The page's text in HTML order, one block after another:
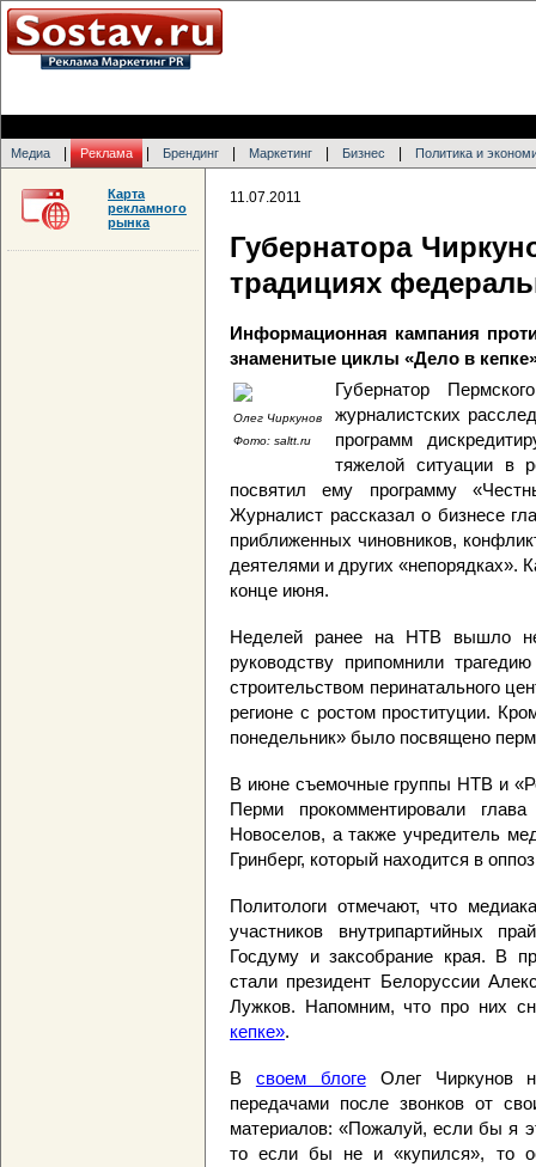
Медиа Реклама Брендинг Маркетинг Бизнес Политика и
11.07.2011
Губернатора
традициях
Информационная кампания
знаменитые циклы «Дело в
Олег Чиркунов
Фото: saltt.ru
Губернатор
журналистских
программ
тяжелой ситуации в
посвятил ему программу
Журналист рассказал о бизнесе
приближенных чиновников,
деятелями и других «непорядках».
конце июня.
Неделей ранее на НТВ вышло
руководству припомнили
строительством перинатального
регионе с ростом проституции.
понедельник» было посвящено
В июне съемочные группы НТВ и
Перми прокомментировали
Новоселов, а также учредитель
Гринберг, который находится в
Политологи отмечают, что
участников внутрипартийных
Госдуму и заксобрание края. В
стали президент Белоруссии
Лужков. Напомним, что про них
кепке».
В своем блогеОлег Чиркунов
передачами после звонков от
материалов: «Пожалуй, если бы я
то если бы не и «купился», то
Карта
рекламного
рынка